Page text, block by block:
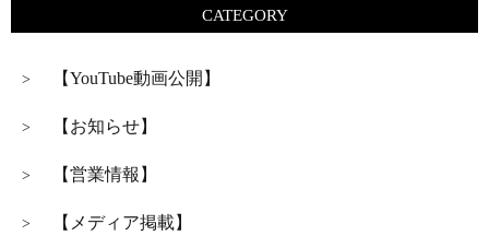
CATEGORY
> 【YouTube動画公開】
> 【お知らせ】
> 【営業情報】
> 【メディア掲載】